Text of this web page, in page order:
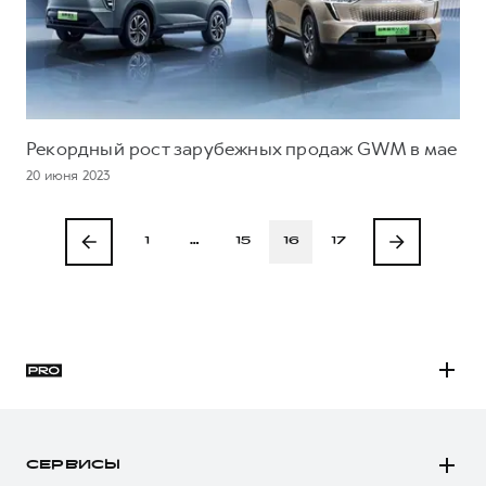
Рекордный рост зарубежных продаж GWM в мае
20 июня 2023
1 … 15 16 17
СЕРВИСЫ